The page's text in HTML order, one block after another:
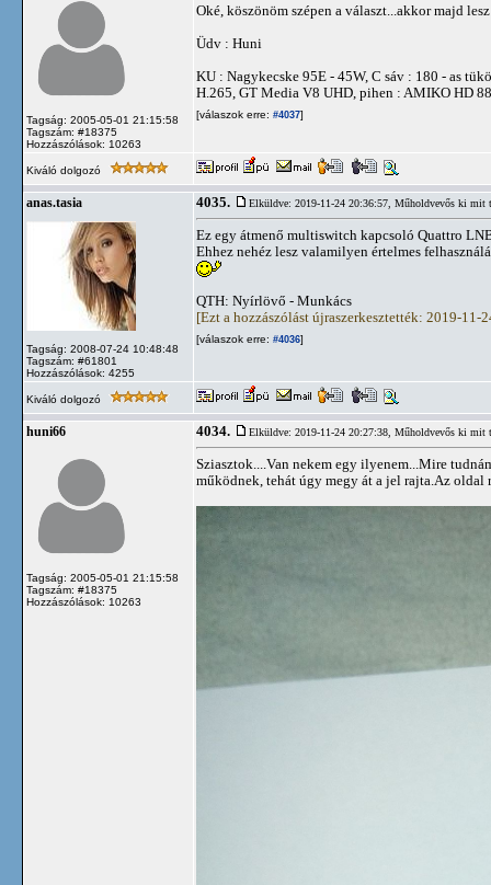
Tagság: 2005-05-01 21:15:58
Tagszám: #18375
Hozzászólások: 10263
Oké, köszönöm szépen a választ...akkor majd
Üdv : Huni
KU : Nagykecske 95E - 45W, C sáv : 180 - as
H.265, GT Media V8 UHD, pihen : AMIKO HD
[válaszok erre: #4037]
Kiváló dolgozó
anas.tasia
Tagság: 2008-07-24 10:48:48
Tagszám: #61801
Hozzászólások: 4255
4035. Elküldve: 2019-11-24 20:36:57, Műholdvevős ki mit
Ez egy átmenő multiswitch kapcsoló Quattro
Ehhez nehéz lesz valamilyen értelmes
QTH: Nyírlövő - Munkács
[Ezt a hozzászólást újraszerkesztették: 2019-11-
[válaszok erre: #4036]
Kiváló dolgozó
huni66
Tagság: 2005-05-01 21:15:58
Tagszám: #18375
Hozzászólások: 10263
4034. Elküldve: 2019-11-24 20:27:38, Műholdvevős ki mit
Sziasztok....Van nekem egy ilyenem...Mire
működnek, tehát úgy megy át a jel rajta.Az